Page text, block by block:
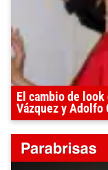
El cambio de
Vázquez y Adolfo